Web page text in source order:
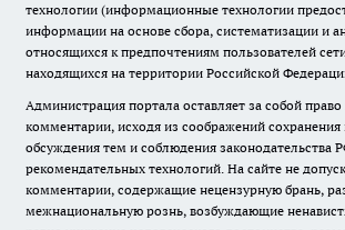
технологии (информационные технологии
информации на основе сбора, систематизации и
относящихся к предпочтениям пользователей
находящихся на территории Российской
Администрация портала оставляет за собой
комментарии, исходя из соображений сохранения
обсуждения тем и соблюдения законодательства
рекомендательных технологий. На сайте не
комментарии, содержащие нецензурную брань,
межнациональную рознь, возбуждающие